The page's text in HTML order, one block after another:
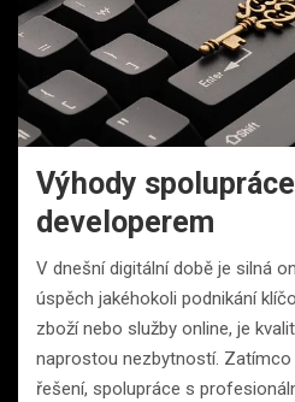
Výhody
developerem
V dnešní digitální době je silná
úspěch jakéhokoli podnikání
zboží nebo služby online, je
naprostou nezbytností.
řešení, spolupráce s